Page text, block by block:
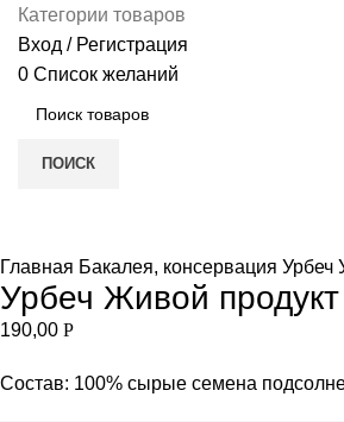
Категории товаров
Вход / Регистрация
0 Список желаний
ПОИСК
Главная Бакалея, консервация Урбеч
Урбеч Живой
190,00 Р
Состав: 100% сырые семена